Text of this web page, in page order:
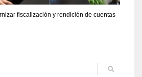
fiscalización y rendición de cuentas